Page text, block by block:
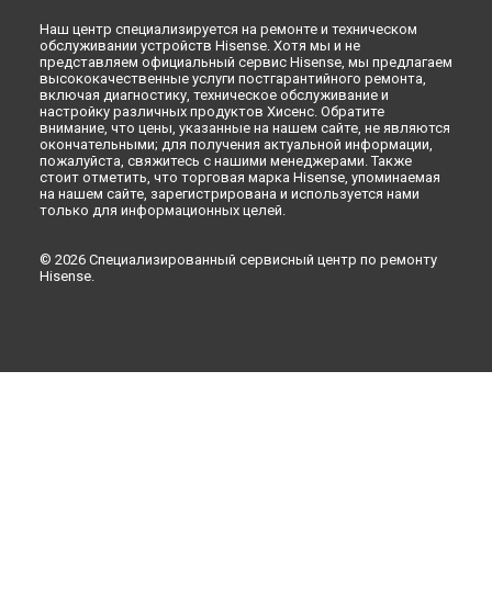
Наш центр специализируется на ремонте и техническом
обслуживании устройств Hisense. Хотя мы и не
представляем официальный сервис Hisense, мы предлагаем
высококачественные услуги постгарантийного ремонта,
включая диагностику, техническое обслуживание и
настройку различных продуктов Хисенс. Обратите
внимание, что цены, указанные на нашем сайте, не являются
окончательными; для получения актуальной информации,
пожалуйста, свяжитесь с нашими менеджерами. Также
стоит отметить, что торговая марка Hisense, упоминаемая
на нашем сайте, зарегистрирована и используется нами
только для информационных целей.
© 2026 Специализированный сервисный центр по ремонту
Hisense.